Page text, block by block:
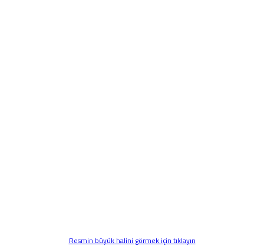
Resmin büyük halini görmek için tıklayın